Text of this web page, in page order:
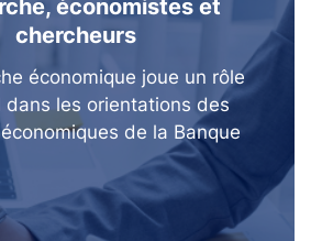
économistes et
chercheurs
économique joue un rôle
dans les orientations des
de la Banque